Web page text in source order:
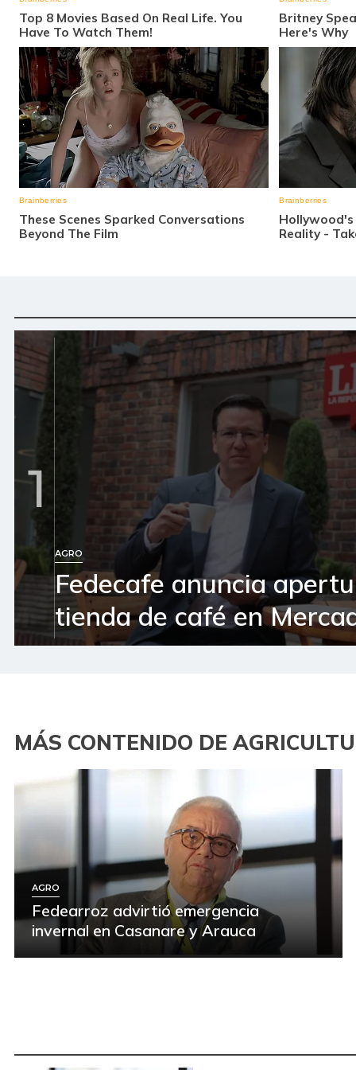
1
AGRO
Fedecafe anuncia
tienda de café en
MÁS CONTENIDO DE
AGRO
Fedearroz advirtió emergencia
invernal en Casanare y Arauca